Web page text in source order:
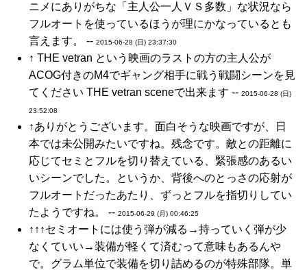
ニメにありがちな「主人公一人ＶＳ多数」な状況なら
フルオートを使っているほうが理にかなっているとも
言えます。 -- 2015-06-28 (日) 23:37:30
↑ THE vetran という映画のラストの方の主人公が
ACOG付きのM4でギャング相手に戦う戦闘シーンを見
てください THE vetran sceneで出来ます -- 2015-06-28 (日)
23:52:08
↑ありがとうございます。面白そうな映画ですが、日
本では未公開みたいですね。残念です。敵との距離に
応じてセミとフルを切り替えている、緊張感のあるい
いシーンでした。というか、背後へのとっさの応射が
フルオートだったあたり、ずっとフルを指切りしてい
たようですね。 -- 2015-06-29 (月) 00:46:25
↑↑↑セミオートには使う弾が減る→持っていく弾が少
なくていい→装備が軽くて済むって意味もあるんや
で。グラム単位で装備を切り詰めるのが特殊部隊。単